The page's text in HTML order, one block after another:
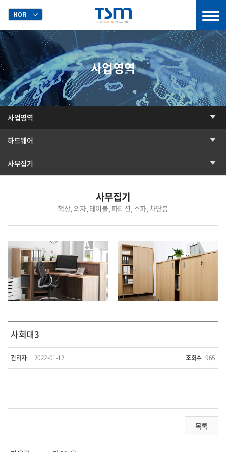
KOR
사업영역
사업영역
하드웨어
사무집기
사무집기
책상, 의자, 테이블, 파티션, 소파, 차단봉
사회대3
관리자 2022-01-12 조회수 965
목록